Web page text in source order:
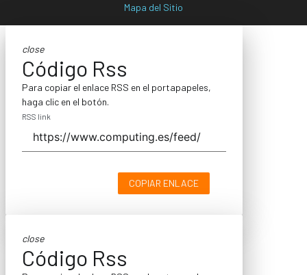
Mapa del Sitio
close
Código Rss
Para copiar el enlace RSS en el portapapeles,
haga clic en el botón.
RSS link
COPIAR ENLACE
close
Código Rss